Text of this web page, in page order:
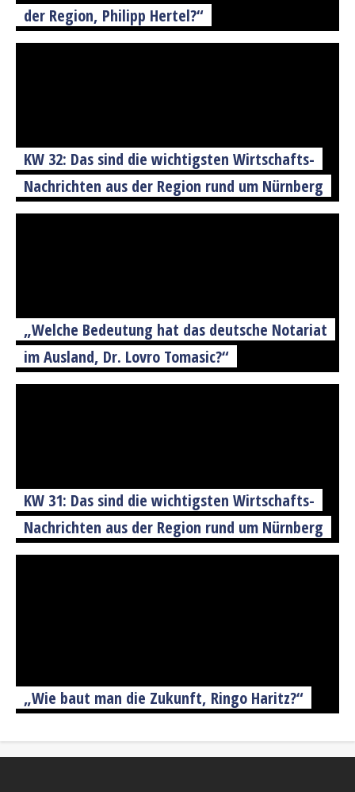
der Region, Philipp Hertel?“
KW 32: Das sind die wichtigsten Wirtschafts-
Nachrichten aus der Region rund um Nürnberg
„Welche Bedeutung hat das deutsche Notariat
im Ausland, Dr. Lovro Tomasic?“
KW 31: Das sind die wichtigsten Wirtschafts-
Nachrichten aus der Region rund um Nürnberg
„Wie baut man die Zukunft, Ringo Haritz?“